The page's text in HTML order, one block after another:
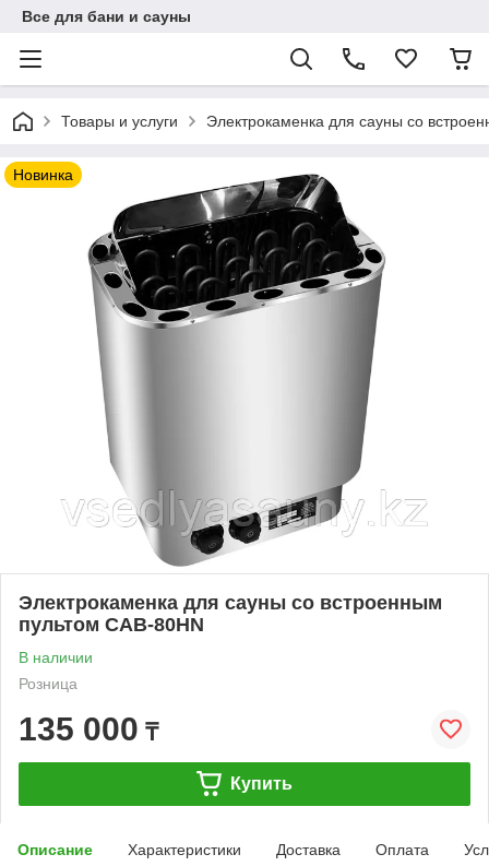
Все для бани и сауны
Товары и услуги Электрокаменка для сауны со
Новинка
Электрокаменка для сауны со встроенным
пультом САВ-80HN
В наличии
Розница
135 000 ₸
Купить
Описание Характеристики Доставка Оплата